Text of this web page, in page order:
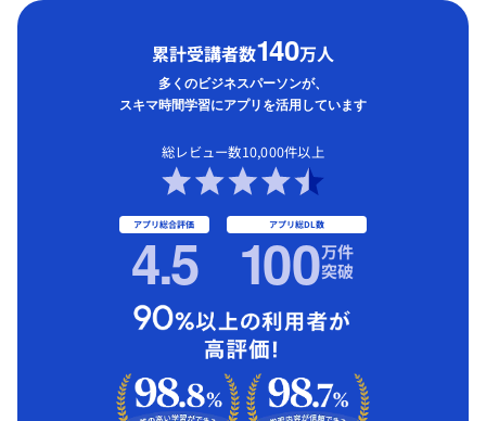
累計受講者数140万人
多くのビジネスパーソンが、
スキマ時間学習にアプリを活用しています
総レビュー数10,000件以上
アプリ総合評価
4.5 アプリ総DL数
100万件
突破